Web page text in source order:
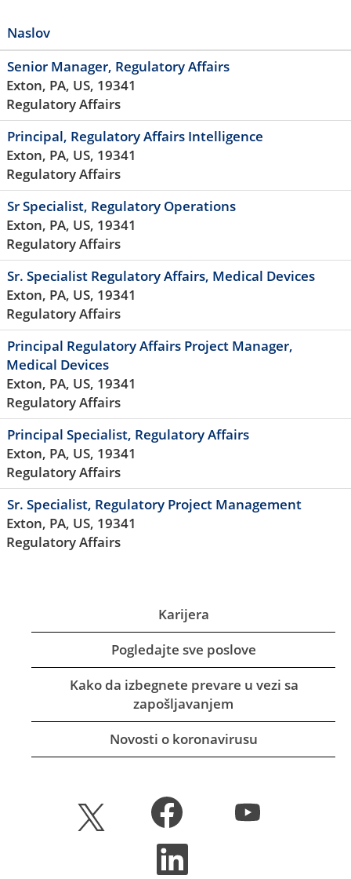
Naslov
Senior Manager, Regulatory Affairs
Exton, PA, US, 19341
Regulatory Affairs
Principal, Regulatory Affairs Intelligence
Exton, PA, US, 19341
Regulatory Affairs
Sr Specialist, Regulatory Operations
Exton, PA, US, 19341
Regulatory Affairs
Sr. Specialist Regulatory Affairs, Medical Devices
Exton, PA, US, 19341
Regulatory Affairs
Principal Regulatory Affairs Project Manager,
Medical Devices
Exton, PA, US, 19341
Regulatory Affairs
Principal Specialist, Regulatory Affairs
Exton, PA, US, 19341
Regulatory Affairs
Sr. Specialist, Regulatory Project Management
Exton, PA, US, 19341
Regulatory Affairs
Karijera
Pogledajte sve poslove
Kako da izbegnete prevare u vezi sa
zapošljavanjem
Novosti o koronavirusu
O
t
v
O
t
v
O
O
v